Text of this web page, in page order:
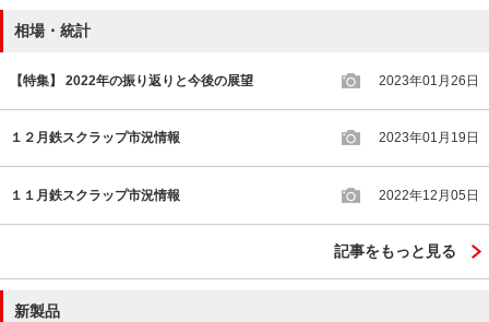
相場・統計
【特集】 2022年の振り返りと今後の展望 2023年01月26日
１２月鉄スクラップ市況情報 2023年01月19日
１１月鉄スクラップ市況情報 2022年12月05日
記事をもっと見る
新製品